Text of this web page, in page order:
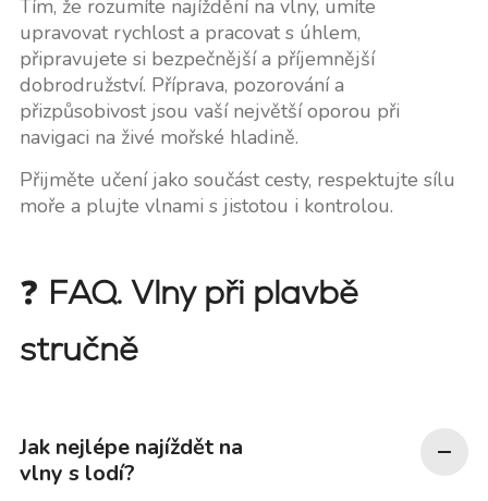
Tím, že rozumíte najíždění na vlny, umíte
upravovat rychlost a pracovat s úhlem,
připravujete si bezpečnější a příjemnější
dobrodružství. Příprava, pozorování a
přizpůsobivost jsou vaší největší oporou při
navigaci na živé mořské hladině.
Přijměte učení jako součást cesty, respektujte sílu
moře a plujte vlnami s jistotou i kontrolou.
❓ FAQ. Vlny při plavbě
stručně
Jak nejlépe najíždět na
vlny s lodí?